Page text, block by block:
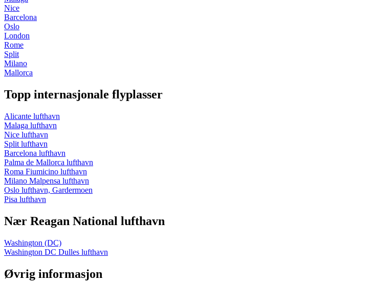
Nice
Barcelona
Oslo
London
Rome
Split
Milano
Mallorca
Topp internasjonale flyplasser
Alicante lufthavn
Malaga lufthavn
Nice lufthavn
Split lufthavn
Barcelona lufthavn
Palma de Mallorca lufthavn
Roma Fiumicino lufthavn
Milano Malpensa lufthavn
Oslo lufthavn, Gardermoen
Pisa lufthavn
Nær Reagan National lufthavn
Washington (DC)
Washington DC Dulles lufthavn
Øvrig informasjon